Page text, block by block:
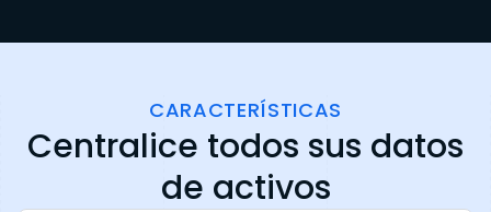
CARACTERÍSTICAS
Centralice todos sus datos
de activos